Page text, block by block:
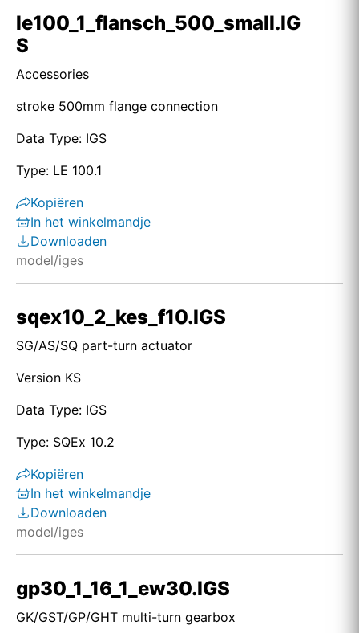
le100_1_flansch_500_small.IG
S
Accessories
stroke 500mm flange connection
Data Type: IGS
Type: LE 100.1
Kopiëren
In het winkelmandje
Downloaden
model/iges
sqex10_2_kes_f10.IGS
SG/AS/SQ part-turn actuator
Version KS
Data Type: IGS
Type: SQEx 10.2
Kopiëren
In het winkelmandje
Downloaden
model/iges
gp30_1_16_1_ew30.IGS
GK/GST/GP/GHT multi-turn gearbox